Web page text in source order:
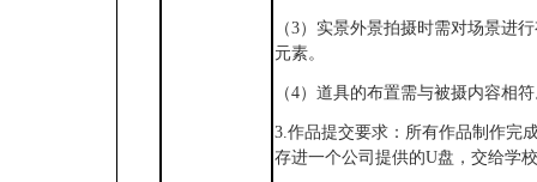
（3）实景外景拍摄时需对场景进
元素。
（4）道具的布置需与被摄内容相
3.作品提交要求：所有作品制作完
存进一个公司提供的U盘，交给学